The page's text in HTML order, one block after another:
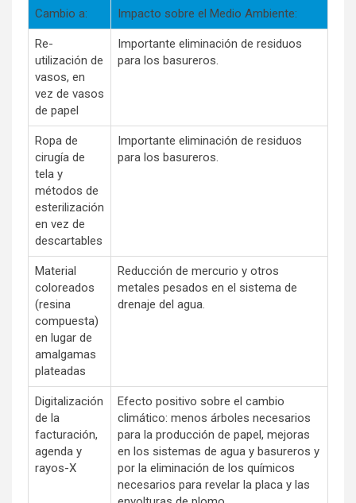
Cambio a: Impacto sobre el Medio Ambiente:
Re-
utilización de
vasos, en
vez de vasos
de papel
Importante eliminación de residuos
para los basureros.
Ropa de
cirugía de
tela y
métodos de
esterilización
en vez de
descartables
Importante eliminación de residuos
para los basureros.
Material
coloreados
(resina
compuesta)
en lugar de
amalgamas
plateadas
Reducción de mercurio y otros
metales pesados en el sistema de
drenaje del agua.
Digitalización
de la
facturación,
agenda y
rayos-X
Efecto positivo sobre el cambio
climático: menos árboles necesarios
para la producción de papel, mejoras
en los sistemas de agua y basureros y
por la eliminación de los químicos
necesarios para revelar la placa y las